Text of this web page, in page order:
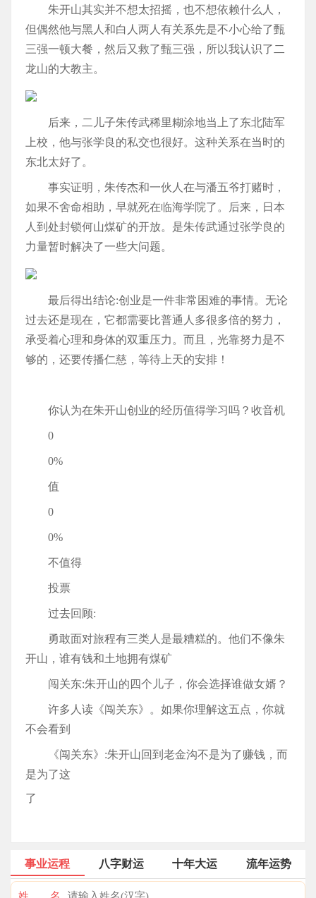
朱开山其实并不想太招摇，也不想依赖什么人，
但偶然他与黑人和白人两人有关系先是不小心给了甄
三强一顿大餐，然后又救了甄三强，所以我认识了二
龙山的大教主。
后来，二儿子朱传武稀里糊涂地当上了东北陆军
上校，他与张学良的私交也很好。这种关系在当时的
东北太好了。
事实证明，朱传杰和一伙人在与潘五爷打赌时，
如果不舍命相助，早就死在临海学院了。后来，日本
人到处封锁何山煤矿的开放。是朱传武通过张学良的
力量暂时解决了一些大问题。
最后得出结论:创业是一件非常困难的事情。无论
过去还是现在，它都需要比普通人多很多倍的努力，
承受着心理和身体的双重压力。而且，光靠努力是不
够的，还要传播仁慈，等待上天的安排！
你认为在朱开山创业的经历值得学习吗？收音机
0
0%
值
0
0%
不值得
投票
过去回顾:
勇敢面对旅程有三类人是最糟糕的。他们不像朱
开山，谁有钱和土地拥有煤矿
闯关东:朱开山的四个儿子，你会选择谁做女婿？
许多人读《闯关东》。如果你理解这五点，你就
不会看到
《闯关东》:朱开山回到老金沟不是为了赚钱，而
是为了这
了
事业运程 八字财运 十年大运 流年运势